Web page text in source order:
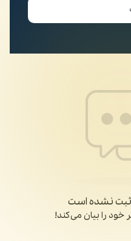
ثبت نشده است
خود را بیان می‌کند!